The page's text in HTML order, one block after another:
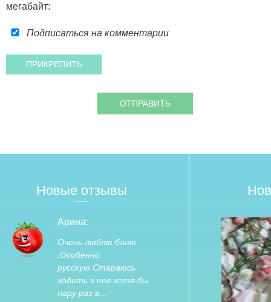
мегабайт:
Подписаться на комментарии
Новые отзывы
Арина:
Очень люблю баню
.Особенно
русскую.Стараюсь
ходить в нее хотя-бы
пару раз в…